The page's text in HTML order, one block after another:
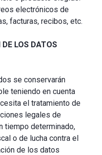
electrónicos de
facturas, recibos, etc.
LOS DATOS
se conservarán
teniendo en cuenta
el tratamiento de
legales de
tiempo determinado,
o de lucha contra el
de los datos